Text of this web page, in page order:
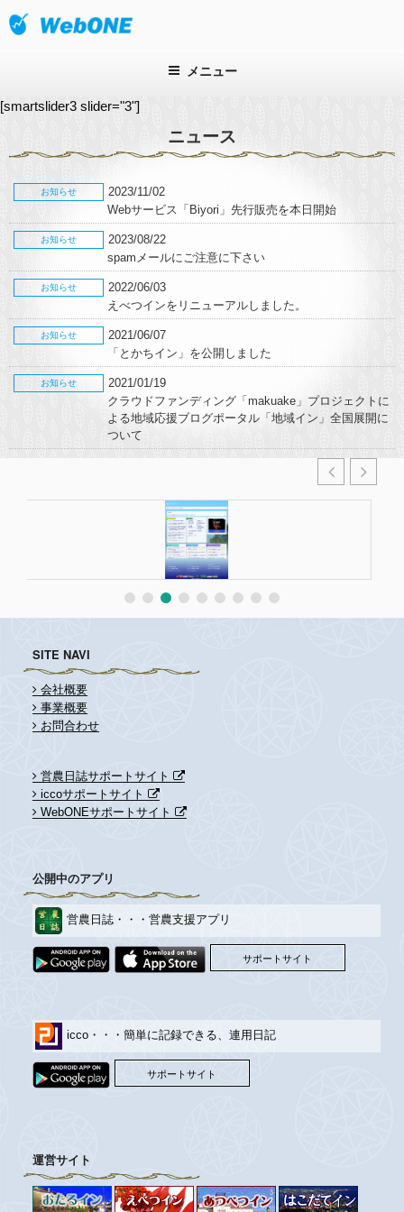
ン
へ
メニュー
[smartslider3 slider="3"]
ニュース
お知らせ
2023/11/02
Webサービス「Biyori」先行販売を本日開始
お知らせ
2023/08/22
spamメールにご注意に下さい
お知らせ
2022/06/03
えべつインをリニューアルしました。
お知らせ
2021/06/07
「とかちイン」を公開しました
お知らせ
2021/01/19
クラウドファンディング「makuake」プロジェクトに
よる地域応援ブログポータル「地域イン」全国展開に
ついて
SITE NAVI
会社概要
事業概要
お問合わせ
営農日誌サポートサイト
iccoサポートサイト
WebONEサポートサイト
公開中のアプリ
営農日誌・・・営農支援アプリ
サポートサイト
icco・・・簡単に記録できる、連用日記
サポートサイト
運営サイト